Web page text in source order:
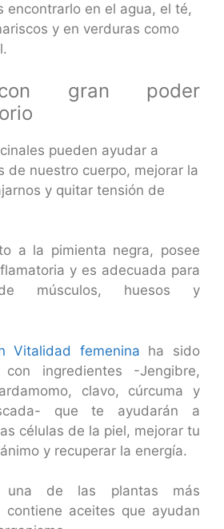
encontrarlo en el agua, el té,
y en verduras como
gran poder
pueden ayudar a
de nuestro cuerpo, mejorar la
y quitar tensión de
a la pimienta negra, posee
y es adecuada para
músculos, huesos y
Vitalidad femenina ha sido
con ingredientes -Jengibre,
clavo, cúrcuma y
que te ayudarán a
células de la piel, mejorar tu
y recuperar la energía.
de las plantas más
contiene aceites que ayudan